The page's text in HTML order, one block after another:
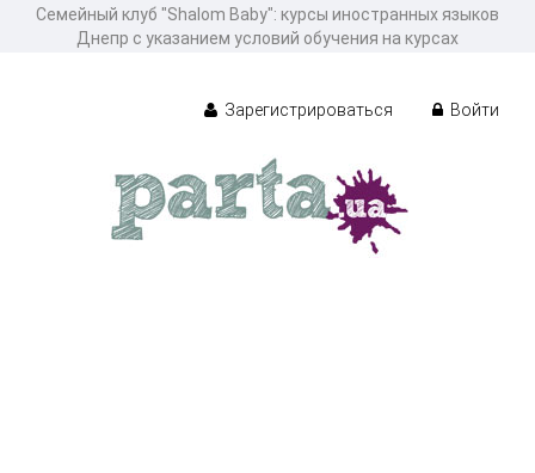
Семейный клуб "Shalom Baby": курсы иностранных языков
Днепр с указанием условий обучения на курсах
Зарегистрироваться Войти